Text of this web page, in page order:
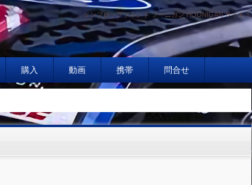
ケンブロックブランド フーニガン HOONIGAN サイト！
購入 動画 携帯 問合せ